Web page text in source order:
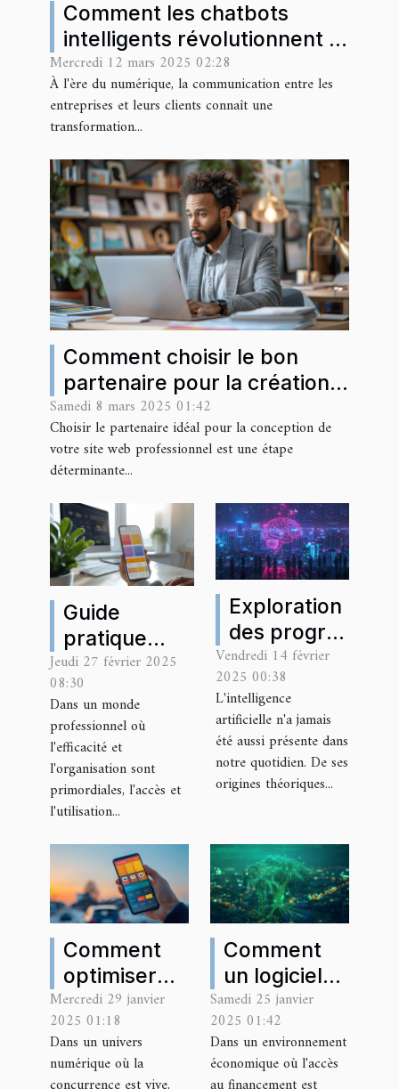
Comment les chatbots
intelligents révolutionnent la
communication client
Mercredi 12 mars 2025 02:28
À l'ère du numérique, la communication entre les
entreprises et leurs clients connaît une
transformation...
Comment choisir le bon
partenaire pour la création
de votre site web
professionnel
Samedi 8 mars 2025 01:42
Choisir le partenaire idéal pour la conception de
votre site web professionnel est une étape
déterminante...
Guide
pratique
pour
accéder et
utiliser
efficacement
votre
compte de
gestion RH
Jeudi 27 février 2025
08:30
Dans un monde
professionnel où
l'efficacité et
l'organisation sont
primordiales, l'accès et
l'utilisation...
Exploration
des progrès
récents en
intelligence
artificielle
et leurs
impacts sur
la société
Vendredi 14 février
2025 00:38
L'intelligence
artificielle n'a jamais
été aussi présente dans
notre quotidien. De ses
origines théoriques...
Comment
optimiser
l'expérience
utilisateur
sur les sites
de
Mercredi 29 janvier
2025 01:18
Dans un univers
numérique où la
Comment
un logiciel
de service a
prospéré
sans les
prêts
Samedi 25 janvier
2025 01:42
Dans un environnement
économique où l'accès